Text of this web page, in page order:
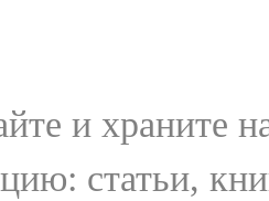
и храните
статьи,